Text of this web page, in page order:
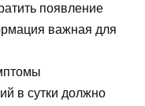
появление
важная для
в сутки должно